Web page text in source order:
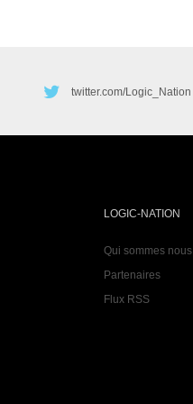
twitter.com/Logic_Nation
LOGIC-NATION
Qui sommes nous
Partenaires
Flux RSS